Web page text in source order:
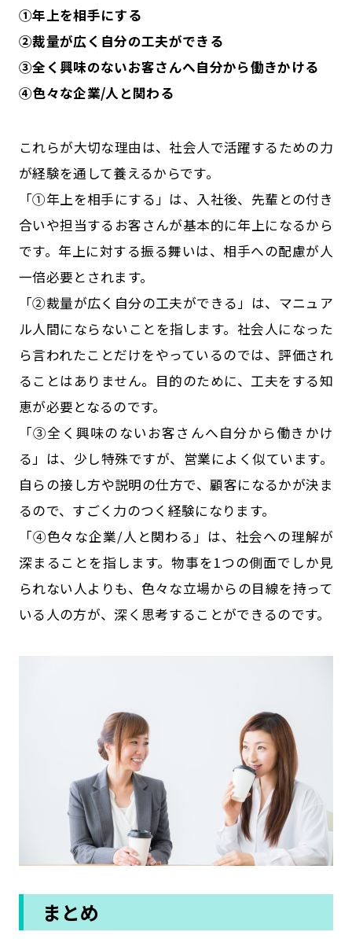
①年上を相手にする
②裁量が広く自分の工夫ができる
③全く興味のないお客さんへ自分から働きかける
④色々な企業/人と関わる
これらが大切な理由は、社会人で活躍するための力
が経験を通して養えるからです。
「①年上を相手にする」は、入社後、先輩との付き
合いや担当するお客さんが基本的に年上になるから
です。年上に対する振る舞いは、相手への配慮が人
一倍必要とされます。
「②裁量が広く自分の工夫ができる」は、マニュア
ル人間にならないことを指します。社会人になった
ら言われたことだけをやっているのでは、評価され
ることはありません。目的のために、工夫をする知
恵が必要となるのです。
「③全く興味のないお客さんへ自分から働きかけ
る」は、少し特殊ですが、営業によく似ています。
自らの接し方や説明の仕方で、顧客になるかが決ま
るので、すごく力のつく経験になります。
「④色々な企業/人と関わる」は、社会への理解が
深まることを指します。物事を1つの側面でしか見
られない人よりも、色々な立場からの目線を持って
いる人の方が、深く思考することができるのです。
まとめ